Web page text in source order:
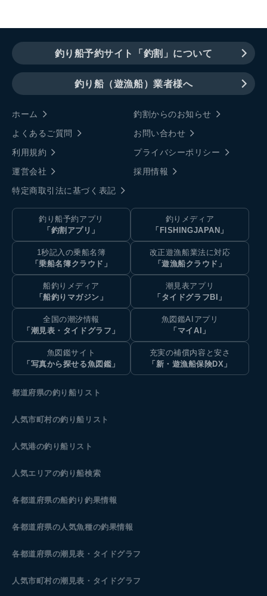
釣り船予約サイト「釣割」について
釣り船（遊漁船）業者様へ
ホーム
釣割からのお知らせ
よくあるご質問
お問い合わせ
利用規約
プライバシーポリシー
運営会社
採用情報
特定商取引法に基づく表記
釣り船予約アプリ
「釣割アプリ」
釣りメディア
「FISHINGJAPAN」
1秒記入の乗船名簿
「乗船名簿クラウド」
改正遊漁船業法に対応
「遊漁船クラウド」
船釣りメディア
「船釣りマガジン」
潮見表アプリ
「タイドグラフBI」
全国の潮汐情報
「潮見表・タイドグラフ」
魚図鑑AIアプリ
「マイAI」
魚図鑑サイト
「写真から探せる魚図鑑」
充実の補償内容と安さ
「新・遊漁船保険DX」
都道府県の釣り船リスト
人気市町村の釣り船リスト
人気港の釣り船リスト
人気エリアの釣り船検索
各都道府県の船釣り釣果情報
各都道府県の人気魚種の釣果情報
各都道府県の潮見表 ・タイドグラフ
人気市町村の潮見表・タイドグラフ